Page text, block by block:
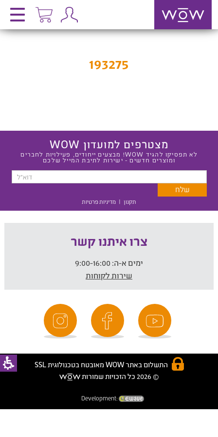
193275
מצטרפים למועדון WOW
לא תפסיקו להגיד WOW! מבצעים ייחודים, פעילויות לחברים
ומוצרים חדשים - ישירות לתיבת המייל שלכם
תקנון | מדיניות פרטיות
צרו איתנו קשר
ימים א-ה:
שירות לקוחות
התשלום באתר WOW מאובטח בטכנולוגית SSL
© 2026 כל הזכויות שמורות
Development: